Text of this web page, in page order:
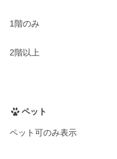
1階のみ
2階以上
ペット
ペット可のみ表示